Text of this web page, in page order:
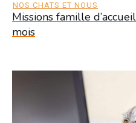
NOS CHATS ET NOUS
Missions famille
mois